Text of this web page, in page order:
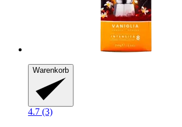
Warenkorb
4.7 (3)